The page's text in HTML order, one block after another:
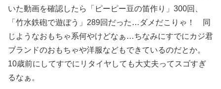
いた動画を確認したら「ピーピー豆の笛作り」300回、
「竹水鉄砲で遊ぼう」289回だった…ダメだこりゃ！ 同
じようなおもちゃ系何やけどなぁ…ちなみにすでにカジ君
ブランドのおもちゃや洋服などもできているのだとか。
10歳前にしてすでにリタイヤしても大丈夫ってスゴすぎ
るなぁ。